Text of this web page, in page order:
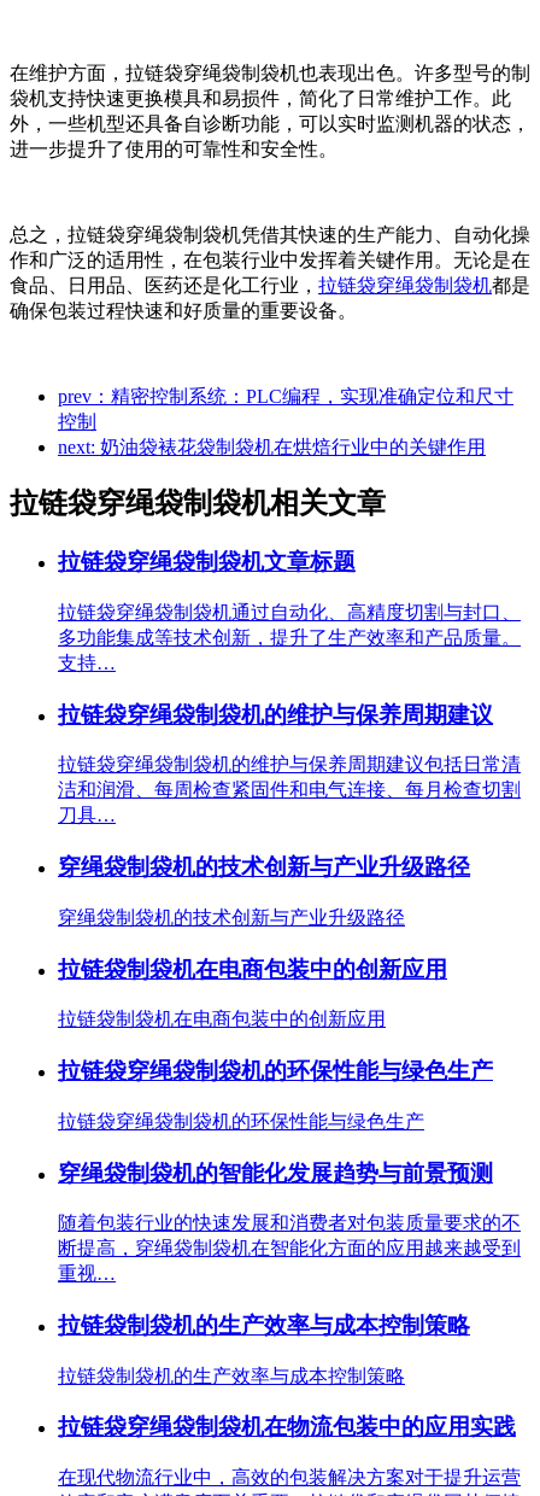
在维护方面，拉链袋穿绳袋制袋机也表现出色。许多型号的制
袋机支持快速更换模具和易损件，简化了日常维护工作。此
外，一些机型还具备自诊断功能，可以实时监测机器的状态，
进一步提升了使用的可靠性和安全性。
总之，拉链袋穿绳袋制袋机凭借其快速的生产能力、自动化操
作和广泛的适用性，在包装行业中发挥着关键作用。无论是在
食品、日用品、医药还是化工行业， 拉链袋穿绳袋制袋机都是
确保包装过程快速和好质量的重要设备。
prev：精密控制系统：PLC编程，实现准确定位和尺寸
控制
next: 奶油袋裱花袋制袋机在烘焙行业中的关键作用
拉链袋穿绳袋制袋机相关文章
拉链袋穿绳袋制袋机文章标题
拉链袋穿绳袋制袋机通过自动化、高精度切割与封口、
多功能集成等技术创新，提升了生产效率和产品质量。
支持…
拉链袋穿绳袋制袋机的维护与保养周期建议
拉链袋穿绳袋制袋机的维护与保养周期建议包括日常清
洁和润滑、每周检查紧固件和电气连接、每月检查切割
刀具…
穿绳袋制袋机的技术创新与产业升级路径
穿绳袋制袋机的技术创新与产业升级路径
拉链袋制袋机在电商包装中的创新应用
拉链袋制袋机在电商包装中的创新应用
拉链袋穿绳袋制袋机的环保性能与绿色生产
拉链袋穿绳袋制袋机的环保性能与绿色生产
穿绳袋制袋机的智能化发展趋势与前景预测
随着包装行业的快速发展和消费者对包装质量要求的不
断提高，穿绳袋制袋机在智能化方面的应用越来越受到
重视…
拉链袋制袋机的生产效率与成本控制策略
拉链袋制袋机的生产效率与成本控制策略
拉链袋穿绳袋制袋机在物流包装中的应用实践
在现代物流行业中，高效的包装解决方案对于提升运营